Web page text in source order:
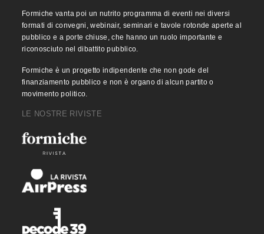
Formiche vanta poi un nutrito programma di eventi nei diversi
formati di convegni, webinair, seminari e tavole rotonde aperte al
pubblico e a porte chiuse, che hanno un ruolo importante e
riconosciuto nel dibattito pubblico.
Formiche è un progetto indipendente che non gode del
finanziamento pubblico e non è organo di alcun partito o
movimento politico.
LE NOSTRE RIVISTE